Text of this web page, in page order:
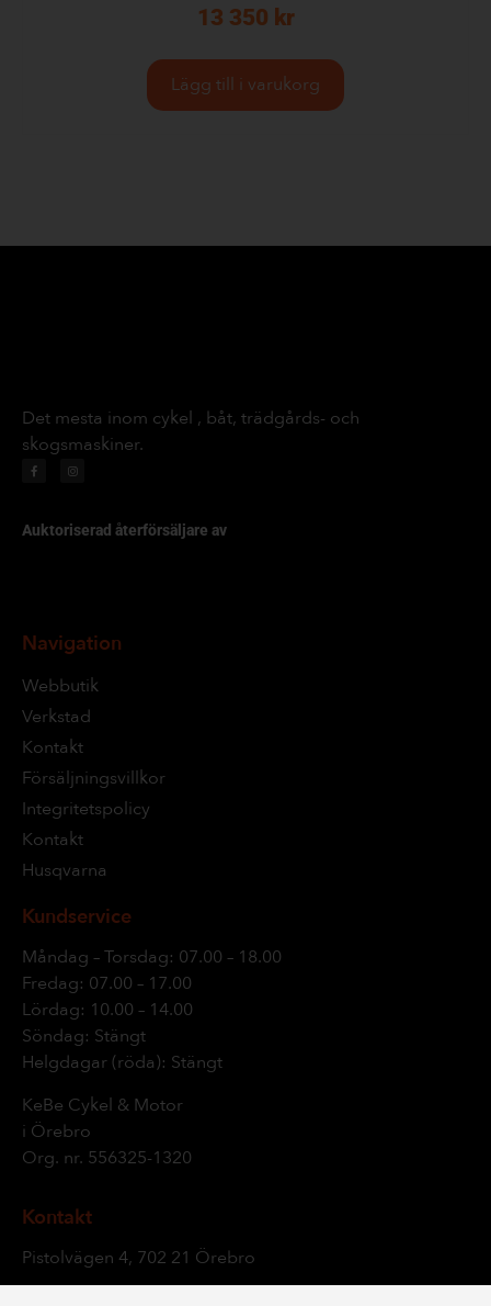
13 350 kr
Lägg till i varukorg
Det mesta inom cykel , båt, trädgårds- och
skogsmaskiner.
Auktoriserad återförsäljare av
Navigation
Webbutik
Verkstad
Kontakt
Försäljningsvillkor
Integritetspolicy
Kontakt
Husqvarna
Kundservice
Måndag – Torsdag: 07.00 – 18.00
Fredag: 07.00 – 17.00
Lördag: 10.00 – 14.00
Söndag: Stängt
Helgdagar (röda): Stängt
KeBe Cykel & Motor
i Örebro
Org. nr. 556325-1320
Kontakt
Pistolvägen 4, 702 21 Örebro